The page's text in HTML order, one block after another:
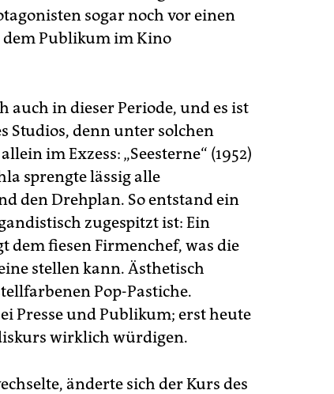
sogar noch vor einen
Publikum im Kino
auch in dieser Periode, und es ist
Studios, denn unter solchen
im Exzess: „Seesterne“ (1952)
sprengte lässig alle
den Drehplan. So entstand ein
zugespitzt ist: Ein
fiesen Firmenchef, was die
stellen kann. Ästhetisch
Pop-Pastiche.
Presse und Publikum; erst heute
wirklich würdigen.
änderte sich der Kurs des